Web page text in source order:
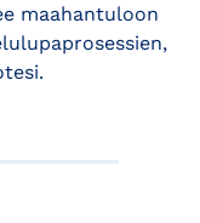
maahantuloon